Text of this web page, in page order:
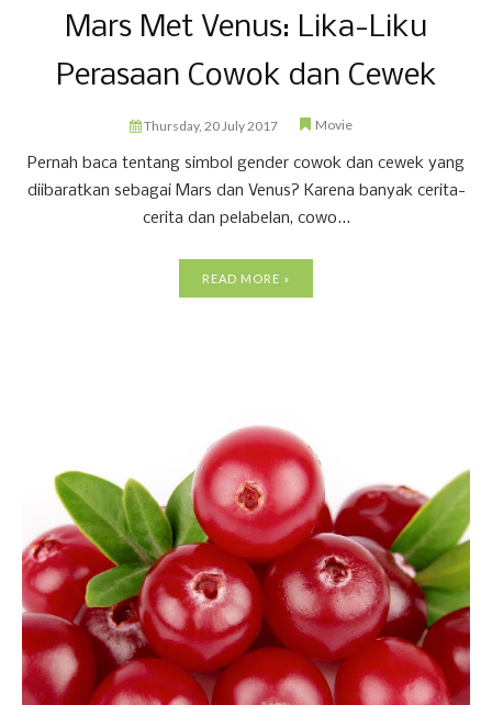
Mars Met Venus: Lika-Liku
Perasaan Cowok dan Cewek
Thursday, 20 July 2017 Movie
Pernah baca tentang simbol gender cowok dan cewek yang
diibaratkan sebagai Mars dan Venus? Karena banyak cerita-
cerita dan pelabelan, cowo...
READ MORE »